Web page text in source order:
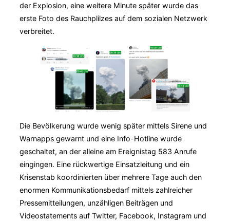
der Explosion, eine weitere Minute später wurde das
erste Foto des Rauchplilzes auf dem sozialen Netzwerk
verbreitet.
Die Bevölkerung wurde wenig später mittels Sirene und
Warnapps gewarnt und eine Info-Hotline wurde
geschaltet, an der alleine am Ereignistag 583 Anrufe
eingingen. Eine rückwertige Einsatzleitung und ein
Krisenstab koordinierten über mehrere Tage auch den
enormen Kommunikationsbedarf mittels zahlreicher
Pressemitteilungen, unzähligen Beiträgen und
Videostatements auf Twitter, Facebook, Instagram und